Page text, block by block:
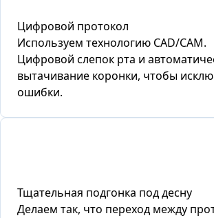
Цифровой протокол
Используем технологию CAD/CAM.
Цифровой слепок рта и
вытачивание коронки, чтобы
ошибки.
Тщательная подгонка под десну
Делаем так, что переход между